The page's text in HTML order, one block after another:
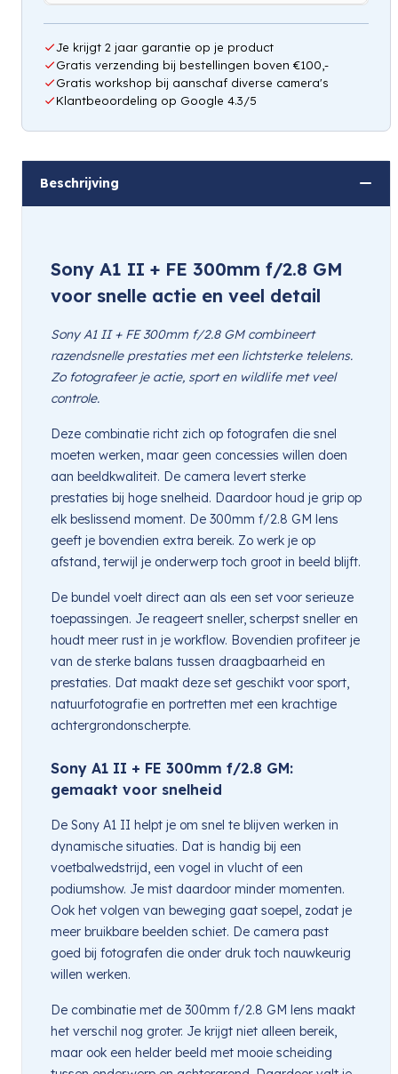
Hou mij op de hoogte
Je krijgt 2 jaar garantie op je product
Gratis verzending bij bestellingen boven €100,-
Gratis workshop bij aanschaf diverse camera's
Klantbeoordeling op Google 4.3/5
Beschrijving
Sony A1 II + FE 300mm f/2.8 GM
voor snelle actie en veel detail
Sony A1 II + FE 300mm f/2.8 GM combineert
razendsnelle prestaties met een lichtsterke telelens.
Zo fotografeer je actie, sport en wildlife met veel
controle.
Deze combinatie richt zich op fotografen die snel
moeten werken, maar geen concessies willen doen
aan beeldkwaliteit. De camera levert sterke
prestaties bij hoge snelheid. Daardoor houd je grip op
elk beslissend moment. De 300mm f/2.8 GM lens
geeft je bovendien extra bereik. Zo werk je op
afstand, terwijl je onderwerp toch groot in beeld blijft.
De bundel voelt direct aan als een set voor serieuze
toepassingen. Je reageert sneller, scherpst sneller en
houdt meer rust in je workflow. Bovendien profiteer je
van de sterke balans tussen draagbaarheid en
prestaties. Dat maakt deze set geschikt voor sport,
natuurfotografie en portretten met een krachtige
achtergrondonscherpte.
Sony A1 II + FE 300mm f/2.8 GM:
gemaakt voor snelheid
De Sony A1 II helpt je om snel te blijven werken in
dynamische situaties. Dat is handig bij een
voetbalwedstrijd, een vogel in vlucht of een
podiumshow. Je mist daardoor minder momenten.
Ook het volgen van beweging gaat soepel, zodat je
meer bruikbare beelden schiet. De camera past
goed bij fotografen die onder druk toch nauwkeurig
willen werken.
De combinatie met de 300mm f/2.8 GM lens maakt
het verschil nog groter. Je krijgt niet alleen bereik,
maar ook een helder beeld met mooie scheiding